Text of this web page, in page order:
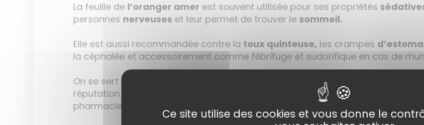
La feuille de l’oranger amer est souvent utilisée pour ses propriétés
personnes nerveuses et leur permet de trouver le sommeil.
Elle est aussi recommandée contre la toux quinteuse, les crampes
la céphalée et accessoirement comme fébrifuge et sudorifique en cas de
On se sert pour les mêmes usages de la fleur de
l’oranger
amer, bien que
réputation de l’Hydrolat appelé encore «
Naphé», très parfumée,
pharmacie, et qui a, elle aussi, des propriétés
Ce site utilise des cookies et vous donne le